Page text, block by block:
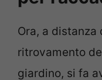
Ora, a
ritrovamento
giardino, si fa